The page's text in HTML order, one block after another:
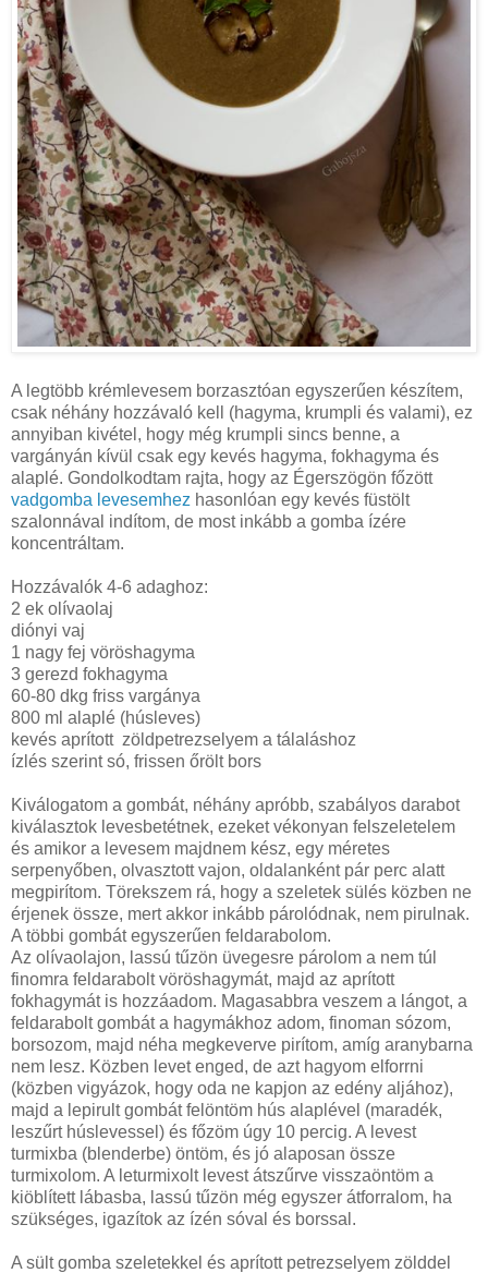
A legtöbb krémlevesem borzasztóan egyszerűen készítem,
csak néhány hozzávaló kell (hagyma, krumpli és valami), ez
annyiban kivétel, hogy még krumpli sincs benne, a
vargányán kívül csak egy kevés hagyma, fokhagyma és
alaplé. Gondolkodtam rajta, hogy az Égerszögön főzött
vadgomba levesemhez hasonlóan egy kevés füstölt
szalonnával indítom, de most inkább a gomba ízére
koncentráltam.
Hozzávalók 4-6 adaghoz:
2 ek olívaolaj
diónyi vaj
1 nagy fej vöröshagyma
3 gerezd fokhagyma
60-80 dkg friss vargánya
800 ml alaplé (húsleves)
kevés aprított zöldpetrezselyem a tálaláshoz
ízlés szerint só, frissen őrölt bors
Kiválogatom a gombát, néhány apróbb, szabályos darabot
kiválasztok levesbetétnek, ezeket vékonyan felszeletelem
és amikor a levesem majdnem kész, egy méretes
serpenyőben, olvasztott vajon, oldalanként pár perc alatt
megpirítom. Törekszem rá, hogy a szeletek sülés közben ne
érjenek össze, mert akkor inkább párolódnak, nem pirulnak.
A többi gombát egyszerűen feldarabolom.
Az olívaolajon, lassú tűzön üvegesre párolom a nem túl
finomra feldarabolt vöröshagymát, majd az aprított
fokhagymát is hozzáadom. Magasabbra veszem a lángot, a
feldarabolt gombát a hagymákhoz adom, finoman sózom,
borsozom, majd néha megkeverve pirítom, amíg aranybarna
nem lesz. Közben levet enged, de azt hagyom elforrni
(közben vigyázok, hogy oda ne kapjon az edény aljához),
majd a lepirult gombát felöntöm hús alaplével (maradék,
leszűrt húslevessel) és főzöm úgy 10 percig. A levest
turmixba (blenderbe) öntöm, és jó alaposan össze
turmixolom. A leturmixolt levest átszűrve visszaöntöm a
kiöblített lábasba, lassú tűzön még egyszer átforralom, ha
szükséges, igazítok az ízén sóval és borssal.
A sült gomba szeletekkel és aprított petrezselyem zölddel